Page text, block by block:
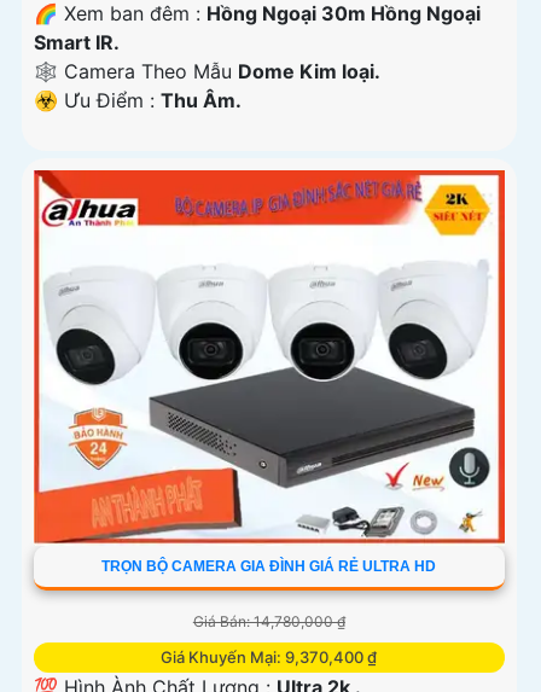
🌈 Xem ban đêm : Hồng Ngoại 30m Hồng Ngoại
Smart IR.
🕸️ Camera Theo Mẫu Dome Kim loại.
️☣️ Ưu Điểm : Thu Âm.
TRỌN BỘ CAMERA GIA ĐÌNH GIÁ RẺ ULTRA HD
Giá Bán: 14,780,000 ₫
Giá Khuyến Mại: 9,370,400 ₫